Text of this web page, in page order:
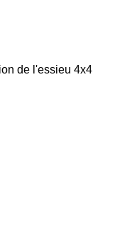
de l'essieu 4x4